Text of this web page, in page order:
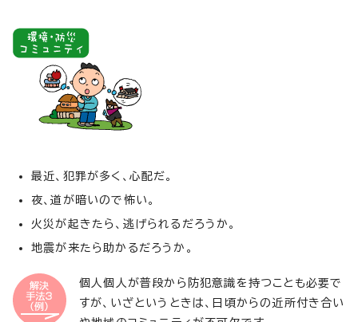
最近、犯罪が多く、心配だ。
夜、道が暗いので怖い。
火災が起きたら、逃げられるだろうか。
地震が来たら助かるだろうか。
個人個人が普段から防犯意識を持つことも必要で
すが、いざというときは、日頃からの近所付き合い